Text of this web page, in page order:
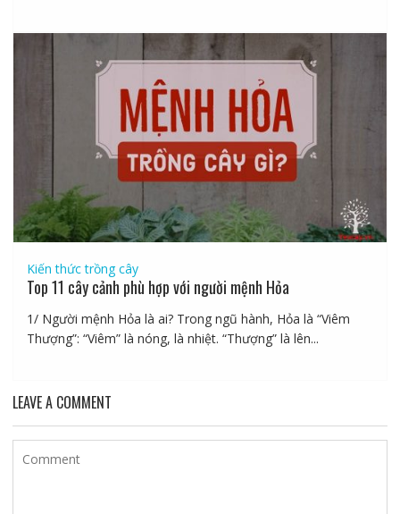
Kiến thức trồng cây
Top 11 cây cảnh phù hợp với người mệnh Hỏa
1/ Người mệnh Hỏa là ai? Trong ngũ hành, Hỏa là “Viêm
Thượng”: “Viêm” là nóng, là nhiệt. “Thượng” là lên...
LEAVE A COMMENT